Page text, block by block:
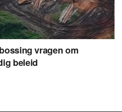
vragen om
beleid